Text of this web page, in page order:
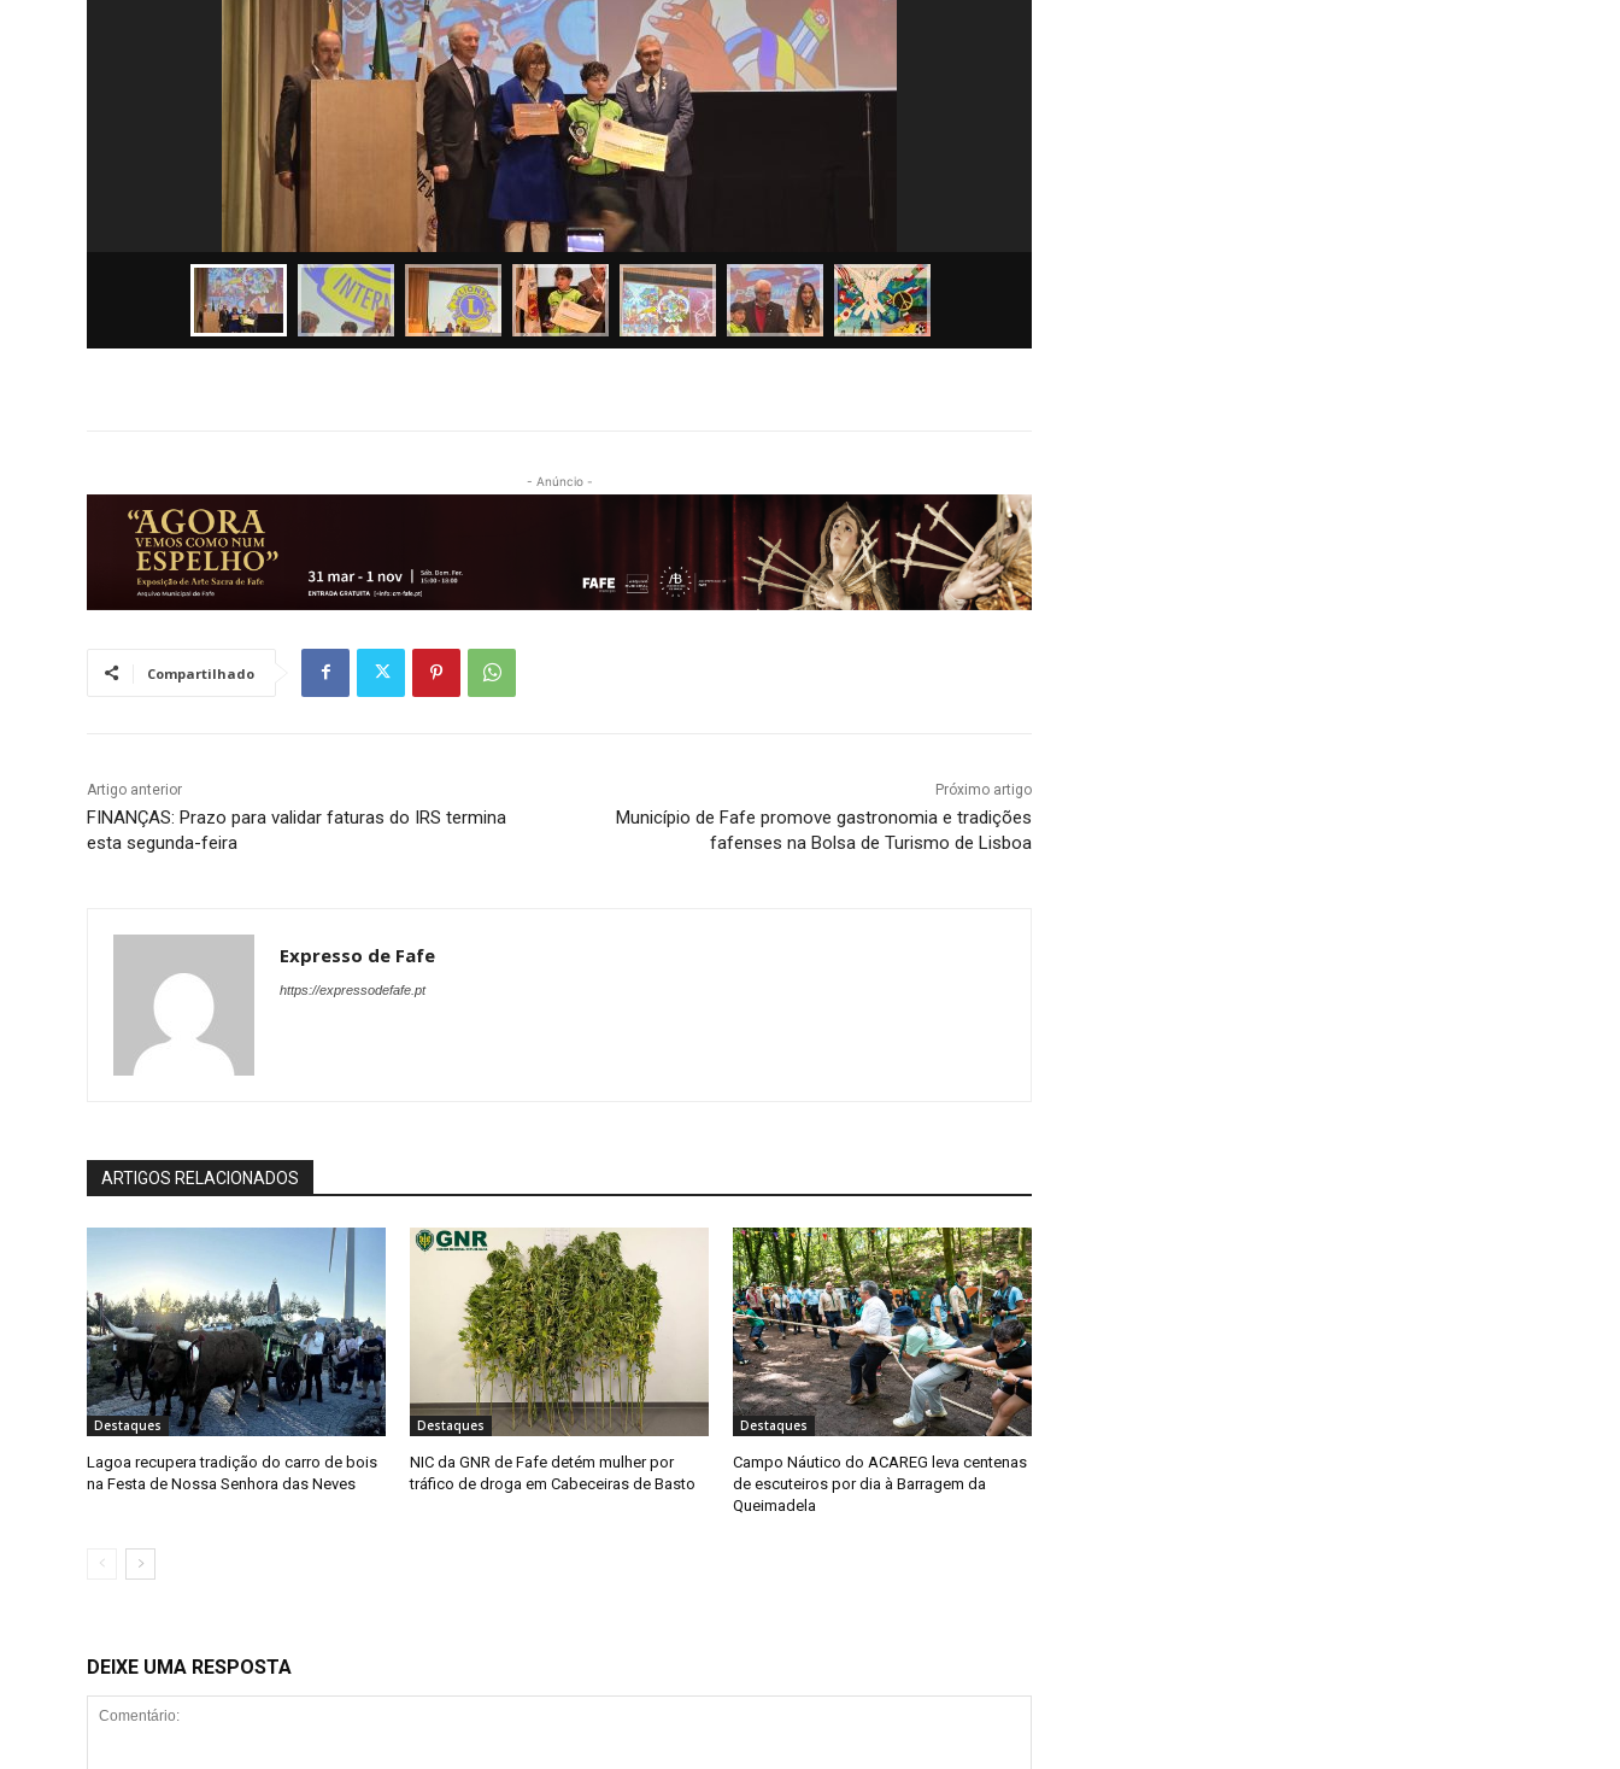
- Anúncio -
Compartilhado
Artigo anterior
FINANÇAS: Prazo para validar faturas do IRS termina
esta segunda-feira
Próximo artigo
Município de Fafe promove gastronomia e tradições
fafenses na Bolsa de Turismo de Lisboa
Expresso de Fafe
https://expressodefafe.pt
ARTIGOS RELACIONADOS
Destaques
Lagoa recupera tradição do carro de bois
na Festa de Nossa Senhora das Neves
Destaques
NIC da GNR de Fafe detém mulher por
tráfico de droga em Cabeceiras de Basto
Destaques
Campo Náutico do ACAREG leva centenas
de escuteiros por dia à Barragem da
Queimadela
DEIXE UMA RESPOSTA